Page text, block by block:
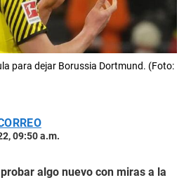
para dejar Borussia Dortmund. (Foto:
09:50 a.m.
algo nuevo con miras a la